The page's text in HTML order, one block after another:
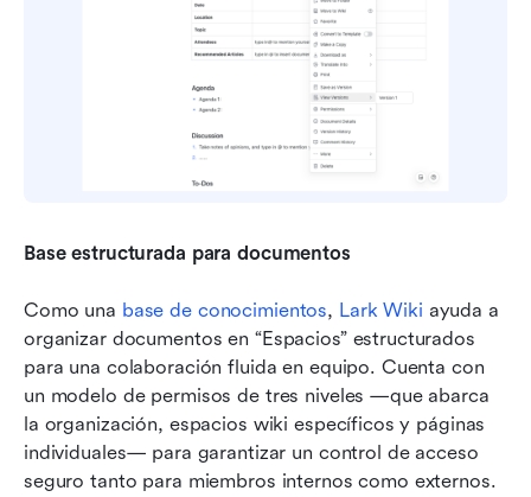
Base estructurada para documentos
Como una base de conocimientos, Lark Wiki ayuda a
organizar documentos en “Espacios” estructurados
para una colaboración fluida en equipo. Cuenta con
un modelo de permisos de tres niveles —que abarca
la organización, espacios wiki específicos y páginas
individuales— para garantizar un control de acceso
seguro tanto para miembros internos como externos.